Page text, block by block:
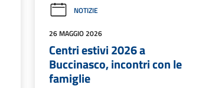
NOTIZIE
26 MAGGIO 2026
Centri estivi 2026 a
Buccinasco, incontri con le
famiglie